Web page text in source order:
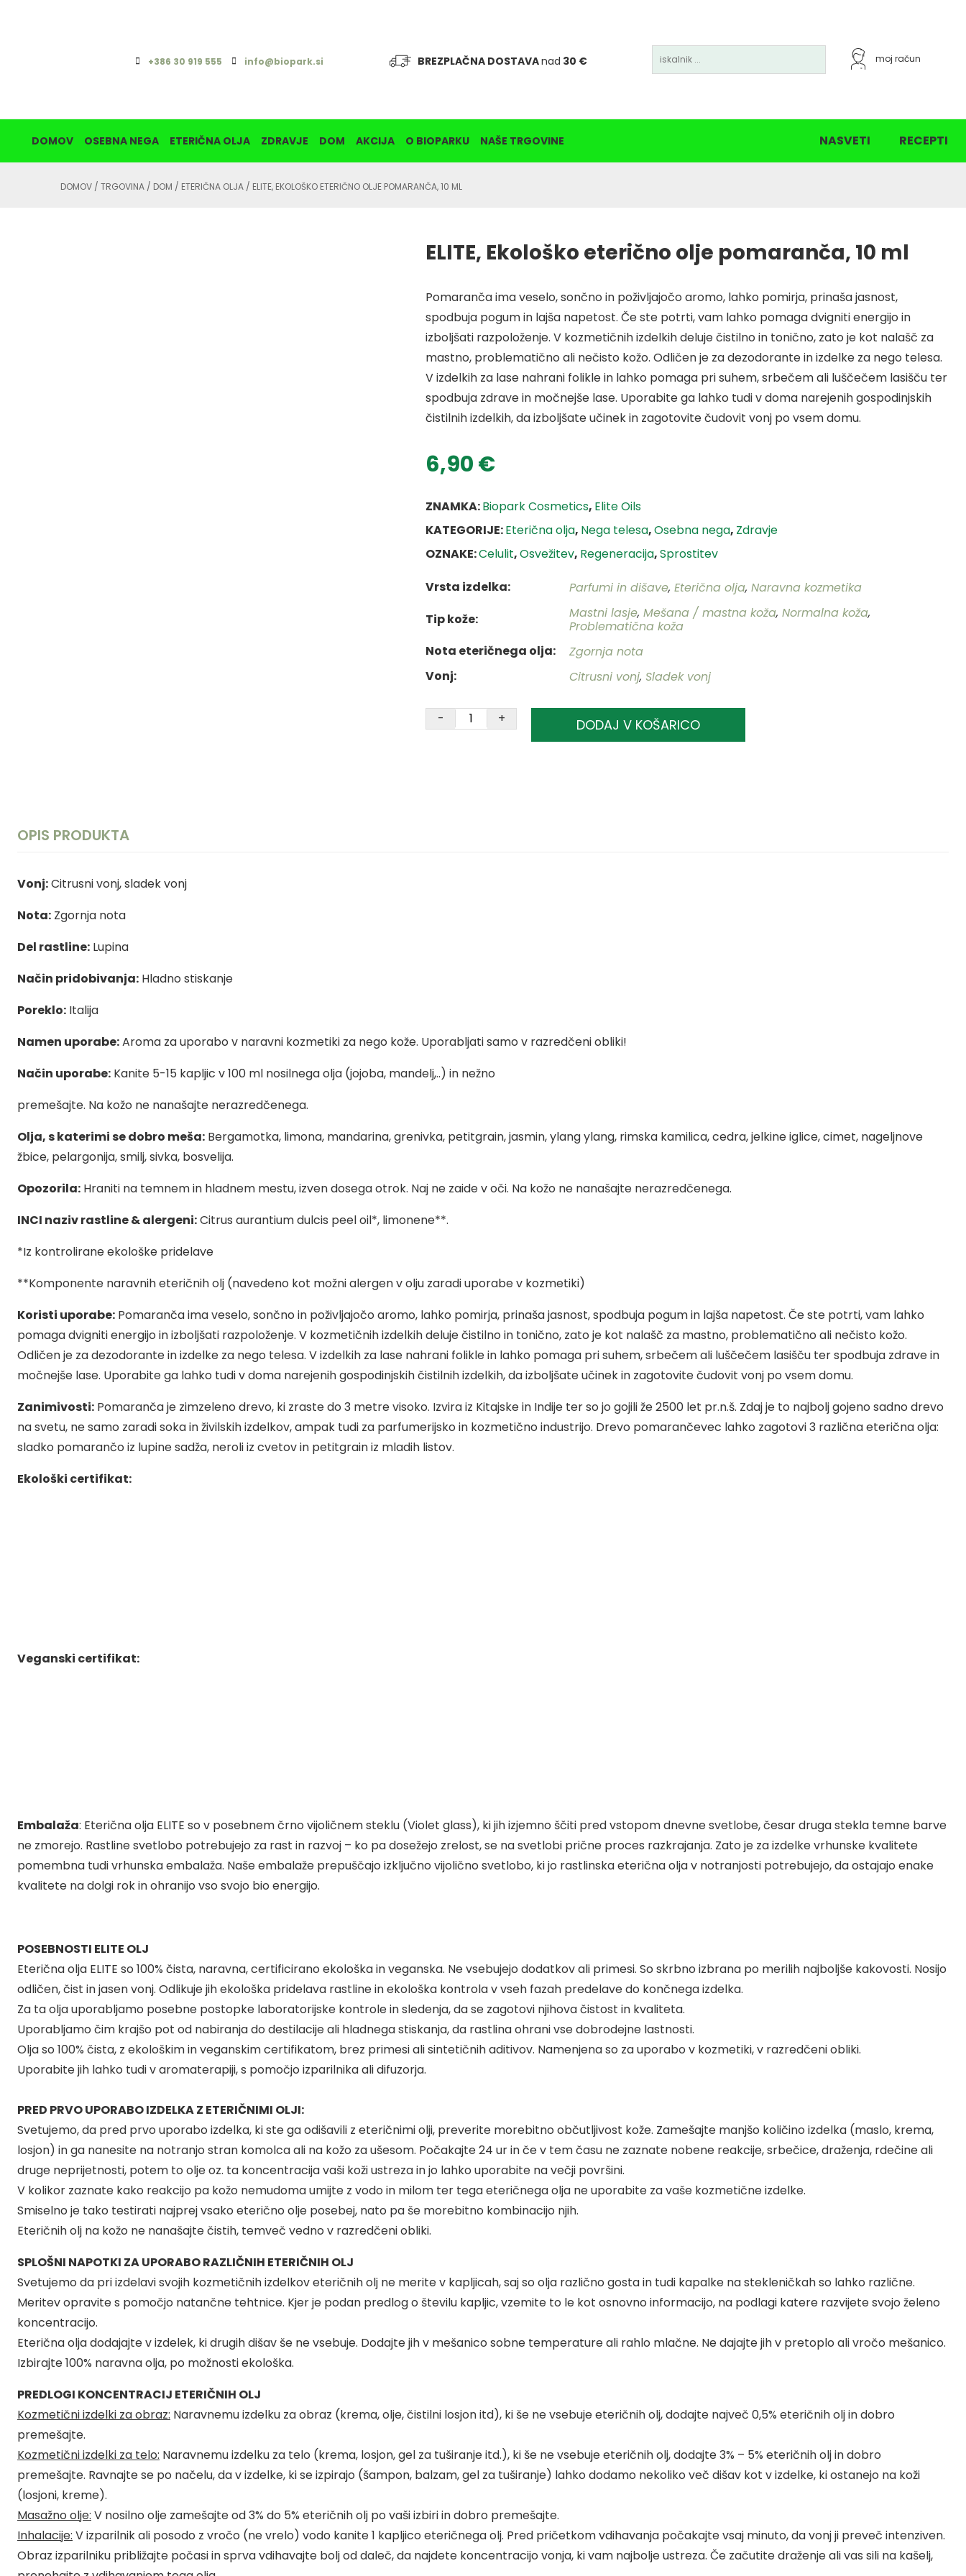
+386 30 919 555 info@biopark.si BREZPLAČNA DOSTAVAnad 30 € 5% popust nad 30€ 15% popust nad 60 €
moj račun
DOMOV OSEBNA NEGA ETERIČNA OLJA ZDRAVJE DOM AKCIJA O BIOPARKU NAŠE TRGOVINE NASVETI RECEPTI
DOMOV / TRGOVINA / DOM / ETERIČNA OLJA / ELITE, EKOLOŠKO ETERIČNO OLJE POMARANČA, 10 ML
ELITE, Ekološko eterično olje pomaranča, 10 ml
Pomaranča ima veselo, sončno in poživljajočo aromo, lahko pomirja, prinaša jasnost,
spodbuja pogum in lajša napetost. Če ste potrti, vam lahko pomaga dvigniti energijo in
izboljšati razpoloženje. V kozmetičnih izdelkih deluje čistilno in tonično, zato je kot nalašč za
mastno, problematično ali nečisto kožo. Odličen je za dezodorante in izdelke za nego telesa.
V izdelkih za lase nahrani folikle in lahko pomaga pri suhem, srbečem ali luščečem lasišču ter
spodbuja zdrave in močnejše lase. Uporabite ga lahko tudi v doma narejenih gospodinjskih
čistilnih izdelkih, da izboljšate učinek in zagotovite čudovit vonj po vsem domu.
6,90€
ZNAMKA:Biopark Cosmetics, Elite Oils
KATEGORIJE:Eterična olja, Nega telesa,Osebna nega, Zdravje
OZNAKE:Celulit,Osvežitev, Regeneracija,Sprostitev
Vrsta izdelka
Parfumi in dišave,Eterična olja,Naravna kozmetika
Tip kože
Mastni lasje,Mešana / mastna koža,Normalna koža,
Problematična koža
Nota eteričnega olja
Zgornja nota
Vonj
Citrusni vonj,Sladek vonj
- + DODAJ V KOŠARICO
OPIS PRODUKTA
Vonj:Citrusni vonj, sladek vonj
Nota: Zgornja nota
Del rastline: Lupina
Način pridobivanja: Hladno stiskanje
Poreklo: Italija
Namen uporabe:Aroma za uporabo v naravni kozmetiki za nego kože. Uporabljati samo v razredčeni obliki!
Način uporabe: Kanite 5-15 kapljic v 100 ml nosilnega olja (jojoba, mandelj,..) in nežno
premešajte. Na kožo ne nanašajte nerazredčenega.
Olja, s katerimi se dobro meša: Bergamotka, limona, mandarina, grenivka, petitgrain, jasmin, ylang ylang, rimska kamilica, cedra, jelkine iglice, cimet, nageljnove
žbice, pelargonija, smilj, sivka, bosvelija.
Opozorila: Hraniti na temnem in hladnem mestu, izven dosega otrok. Naj ne zaide v oči. Na kožo ne nanašajte nerazredčenega.
INCI naziv rastline & alergeni:Citrus aurantium dulcis peel oil*, limonene**.
*Iz kontrolirane ekološke pridelave
**Komponente naravnih eteričnih olj (navedeno kot možni alergen v olju zaradi uporabe v kozmetiki)
Koristi uporabe: Pomaranča ima veselo, sončno in poživljajočo aromo, lahko pomirja, prinaša jasnost, spodbuja pogum in lajša napetost. Če ste potrti, vam lahko
pomaga dvigniti energijo in izboljšati razpoloženje. V kozmetičnih izdelkih deluje čistilno in tonično, zato je kot nalašč za mastno, problematično ali nečisto kožo.
Odličen je za dezodorante in izdelke za nego telesa. V izdelkih za lase nahrani folikle in lahko pomaga pri suhem, srbečem ali luščečem lasišču ter spodbuja zdrave in
močnejše lase. Uporabite ga lahko tudi v doma narejenih gospodinjskih čistilnih izdelkih, da izboljšate učinek in zagotovite čudovit vonj po vsem domu.
Zanimivosti: Pomaranča je zimzeleno drevo, ki zraste do 3 metre visoko. Izvira iz Kitajske in Indije ter so jo gojili že 2500 let pr.n.š. Zdaj je to najbolj gojeno sadno drevo
na svetu, ne samo zaradi soka in živilskih izdelkov, ampak tudi za parfumerijsko in kozmetično industrijo. Drevo pomarančevec lahko zagotovi 3 različna eterična olja:
sladko pomarančo iz lupine sadža, neroli iz cvetov in petitgrain iz mladih listov.
Ekološki certifikat:
Veganski certifikat:
Embalaža: Eterična olja ELITE so v posebnem črno vijoličnem steklu (Violet glass), ki jih izjemno ščiti pred vstopom dnevne svetlobe, česar druga stekla temne barve
ne zmorejo. Rastline svetlobo potrebujejo za rast in razvoj – ko pa dosežejo zrelost, se na svetlobi prične proces razkrajanja. Zato je za izdelke vrhunske kvalitete
pomembna tudi vrhunska embalaža. Naše embalaže prepuščajo izključno vijolično svetlobo, ki jo rastlinska eterična olja v notranjosti potrebujejo, da ostajajo enake
kvalitete na dolgi rok in ohranijo vso svojo bio energijo.
POSEBNOSTI ELITE OLJ
Eterična olja ELITE so 100% čista, naravna, certificirano ekološka in veganska. Ne vsebujejo dodatkov ali primesi. So skrbno izbrana po merilih najboljše kakovosti. Nosijo
odličen, čist in jasen vonj. Odlikuje jih ekološka pridelava rastline in ekološka kontrola v vseh fazah predelave do končnega izdelka.
Za ta olja uporabljamo posebne postopke laboratorijske kontrole in sledenja, da se zagotovi njihova čistost in kvaliteta.
Uporabljamo čim krajšo pot od nabiranja do destilacije ali hladnega stiskanja, da rastlina ohrani vse dobrodejne lastnosti.
Olja so 100% čista, z ekološkim in veganskim certifikatom, brez primesi ali sintetičnih aditivov. Namenjena so za uporabo v kozmetiki, v razredčeni obliki.
Uporabite jih lahko tudi v aromaterapiji, s pomočjo izparilnika ali difuzorja.
PRED PRVO UPORABO IZDELKA Z ETERIČNIMI OLJI:
Svetujemo, da pred prvo uporabo izdelka, ki ste ga odišavili z eteričnimi olji, preverite morebitno občutljivost kože. Zamešajte manjšo količino izdelka (maslo, krema,
losjon) in ga nanesite na notranjo stran komolca ali na kožo za ušesom. Počakajte 24 ur in če v tem času ne zaznate nobene reakcije, srbečice, draženja, rdečine ali
druge neprijetnosti, potem to olje oz. ta koncentracija vaši koži ustreza in jo lahko uporabite na večji površini.
V kolikor zaznate kako reakcijo pa kožo nemudoma umijte z vodo in milom ter tega eteričnega olja ne uporabite za vaše kozmetične izdelke.
Smiselno je tako testirati najprej vsako eterično olje posebej, nato pa še morebitno kombinacijo njih.
Eteričnih olj na kožo ne nanašajte čistih, temveč vedno v razredčeni obliki.
SPLOŠNI NAPOTKI ZA UPORABO RAZLIČNIH ETERIČNIH OLJ
Svetujemo da pri izdelavi svojih kozmetičnih izdelkov eteričnih olj ne merite v kapljicah, saj so olja različno gosta in tudi kapalke na stekleničkah so lahko različne.
Meritev opravite s pomočjo natančne tehtnice. Kjer je podan predlog o številu kapljic, vzemite to le kot osnovno informacijo, na podlagi katere razvijete svojo želeno
koncentracijo.
Eterična olja dodajajte v izdelek, ki drugih dišav še ne vsebuje. Dodajte jih v mešanico sobne temperature ali rahlo mlačne. Ne dajajte jih v pretoplo ali vročo mešanico.
Izbirajte 100% naravna olja, po možnosti ekološka.
PREDLOGI KONCENTRACIJ ETERIČNIH OLJ
Kozmetični izdelki za obraz: Naravnemu izdelku za obraz (krema, olje, čistilni losjon itd), ki še ne vsebuje eteričnih olj, dodajte največ 0,5% eteričnih olj in dobro
premešajte.
Kozmetični izdelki za telo: Naravnemu izdelku za telo (krema, losjon, gel za tuširanje itd.), ki še ne vsebuje eteričnih olj, dodajte 3% – 5% eteričnih olj in dobro
premešajte. Ravnajte se po načelu, da v izdelke, ki se izpirajo (šampon, balzam, gel za tuširanje) lahko dodamo nekoliko več dišav kot v izdelke, ki ostanejo na koži
(losjoni, kreme).
Masažno olje: V nosilno olje zamešajte od 3% do 5% eteričnih olj po vaši izbiri in dobro premešajte.
Inhalacije: V izparilnik ali posodo z vročo (ne vrelo) vodo kanite 1 kapljico eteričnega olj. Pred pričetkom vdihavanja počakajte vsaj minuto, da vonj ji preveč intenziven.
Obraz izparilniku približajte počasi in sprva vdihavajte bolj od daleč, da najdete koncentracijo vonja, ki vam najbolje ustreza. Če začutite draženje ali vas sili na kašelj,